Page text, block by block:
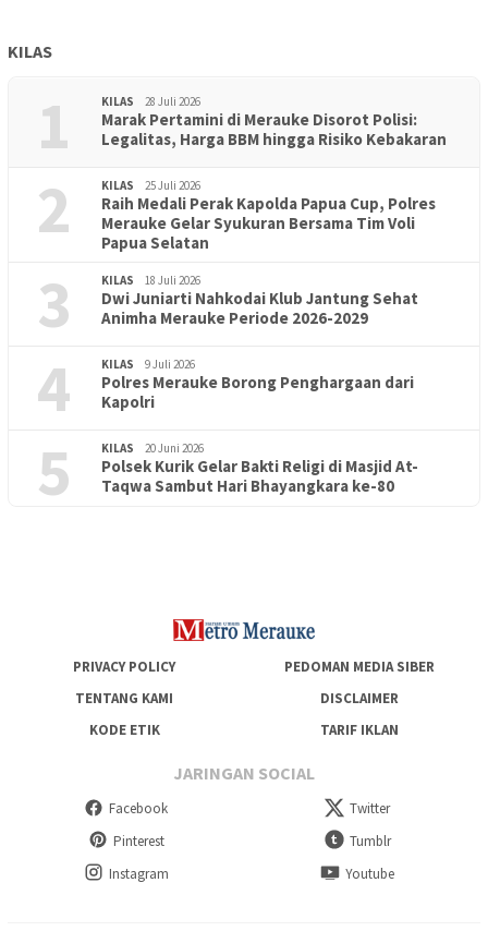
KILAS
1 KILAS 28 Juli 2026
Marak Pertamini di Merauke Disorot Polisi:
Legalitas, Harga BBM hingga Risiko Kebakaran
2 KILAS 25 Juli 2026
Raih Medali Perak Kapolda Papua Cup, Polres
Merauke Gelar Syukuran Bersama Tim Voli
Papua Selatan
3 KILAS 18 Juli 2026
Dwi Juniarti Nahkodai Klub Jantung Sehat
Animha Merauke Periode 2026-2029
4 KILAS 9 Juli 2026
Polres Merauke Borong Penghargaan dari
Kapolri
5 KILAS 20 Juni 2026
Polsek Kurik Gelar Bakti Religi di Masjid At-
Taqwa Sambut Hari Bhayangkara ke-80
PENDIDIKAN 18 Juni 2026
Lepas Puluhan Peserta Didik, TK Yapis 2 Merauke Siapkan
PRIVACY POLICY
PEDOMAN MEDIA SIBER
TENTANG KAMI
DISCLAIMER
KODE ETIK
TARIF IKLAN
JARINGAN SOCIAL
Facebook
Twitter
Pinterest
Tumblr
Instagram
Youtube